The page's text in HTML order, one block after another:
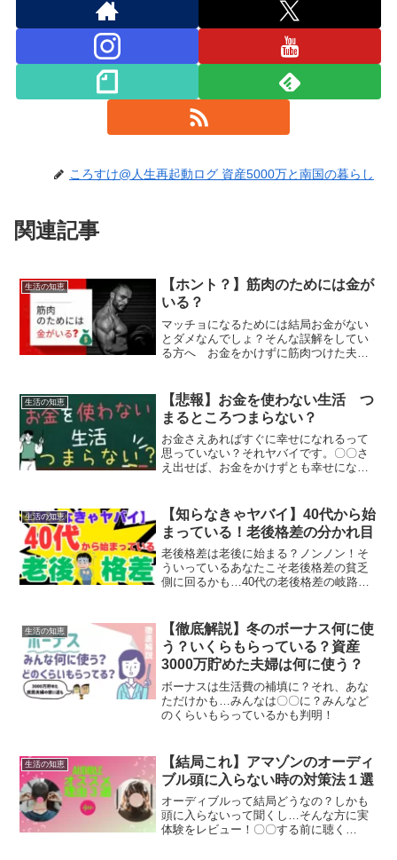
ころすけ@人生再起動ログ 資産5000万と南国の暮らし
関連記事
生活の知恵
【ホント？】筋肉のためには金が
いる？
マッチョになるためには結局お金がない
とダメなんでしょ？そんな誤解をしてい
る方へ お金をかけずに筋肉つけた夫の
生活の知恵
【悲報】お金を使わない生活 つ
まるところつまらない？
お金さえあればすぐに幸せになれるって
思っていない？それヤバイです。〇〇さ
え出せば、お金をかけずとも幸せになれ
生活の知恵
【知らなきゃヤバイ】40代から始
まっている！老後格差の分かれ目
老後格差は老後に始まる？ノンノン！そ
ういっているあなたこそ老後格差の貧乏
側に回るかも…40代の老後格差の岐路と
生活の知恵
【徹底解説】冬のボーナス何に使
う？いくらもらっている？資産
3000万貯めた夫婦は何に使う？
ボーナスは生活費の補填に？それ、あな
ただけかも…みんなは〇〇に？みんなど
のくらいもらっているかも判明！
生活の知恵
【結局これ】アマゾンのオーディ
ブル頭に入らない時の対策法１選
オーディブルって結局どうなの？しかも
頭に入らないって聞くし…そんな方に実
体験をレビュー！〇〇する前に聴く